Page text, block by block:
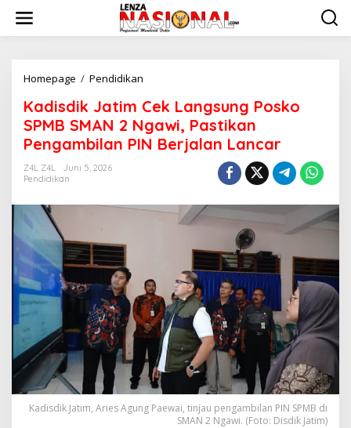
w
Homepage / Pendidikan
d
i
s
d
a
e
k
L
a
n
g
s
u
n
g
P
Kadisdik Jatim Cek Langsung Posko
SPMB SMAN 2 Ngawi, Pastikan
Pengambilan PIN Berjalan Lancar
Z4L Z4L
Juni 5, 2026
Pendidikan
Kadisdik Jatim, Aries Agung Paewai, tinjau pengambilan PIN SPMB di
SMAN 2 Ngawi. (Foto: Disdik Jatim)